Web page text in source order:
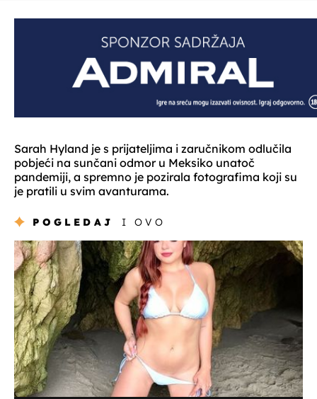
Sarah Hyland je s prijateljima i zaručnikom odlučila
pobjeći na sunčani odmor u Meksiko unatoč
pandemiji, a spremno je pozirala fotografima koji su
je pratili u svim avanturama.
POGLEDAJ I OVO